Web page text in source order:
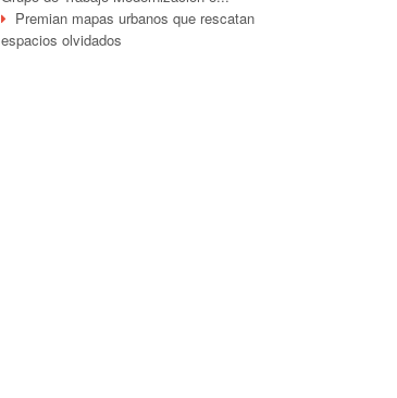
Premian mapas urbanos que rescatan
espacios olvidados